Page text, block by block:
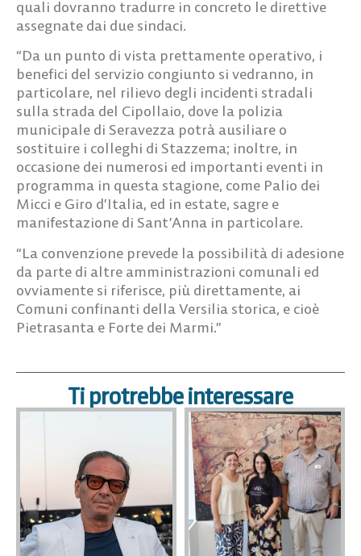
quali dovranno tradurre in concreto le direttive
assegnate dai due sindaci.
“Da un punto di vista prettamente operativo, i
benefici del servizio congiunto si vedranno, in
particolare, nel rilievo degli incidenti stradali
sulla strada del Cipollaio, dove la polizia
municipale di Seravezza potrà ausiliare o
sostituire i colleghi di Stazzema; inoltre, in
occasione dei numerosi ed importanti eventi in
programma in questa stagione, come Palio dei
Micci e Giro d’Italia, ed in estate, sagre e
manifestazione di Sant’Anna in particolare.
“La convenzione prevede la possibilità di adesione
da parte di altre amministrazioni comunali ed
ovviamente si riferisce, più direttamente, ai
Comuni confinanti della Versilia storica, e cioè
Pietrasanta e Forte dei Marmi.”
Ti protrebbe interessare